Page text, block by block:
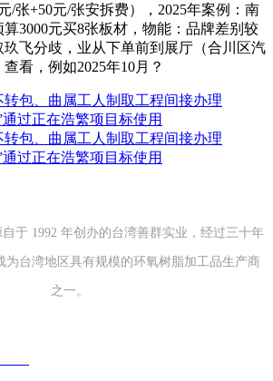
/张+50元/张安拆费），2025年案例：南
3000元买8张板材，物能：品牌差别较
飞分歧，业从下单前到展厅（合川区汽
看，例如2025年10月？
转包、曲属工人制取工程间接办理
通过正在浩繁项目标使用
转包、曲属工人制取工程间接办理
通过正在浩繁项目标使用
于 1992 年创办的台湾善群实业，经过三十年
为台湾地区具有规模的环氧树脂加工品生产商
之一。